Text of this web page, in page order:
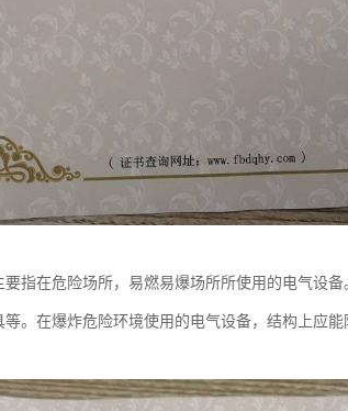
要指在危险场所，易燃易爆场所所使用的电气设
等。在爆炸危险环境使用的电气设备，结构上应